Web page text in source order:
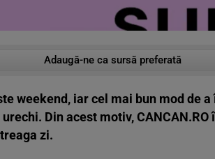
Adaugă-ne ca sursă preferată
weekend, iar cel mai bun mod de
urechi. Din acest motiv,
zi.